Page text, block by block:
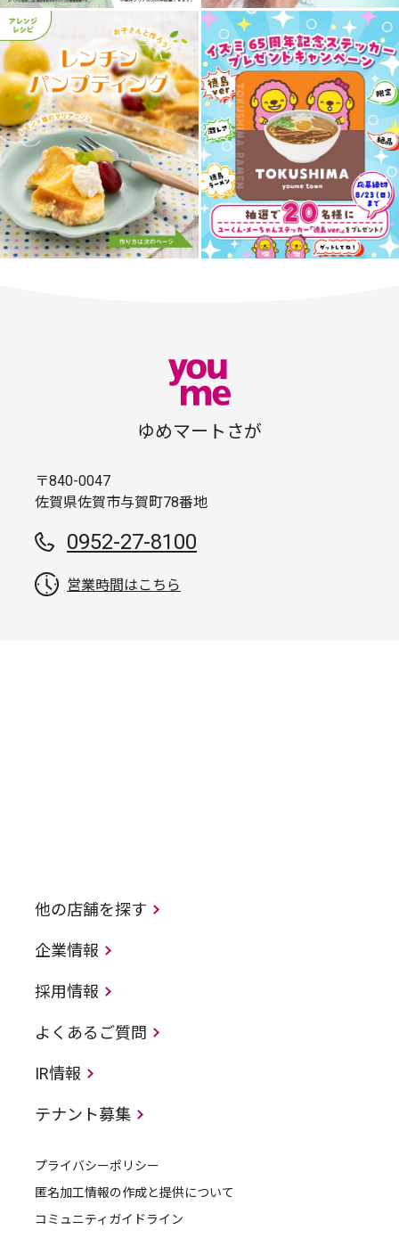
ゆめマートさが
〒840-0047
佐賀県佐賀市与賀町78番地
0952-27-8100
営業時間はこちら
他の店舗を探す
企業情報
採用情報
よくあるご質問
IR情報
テナント募集
プライバシーポリシー
匿名加工情報の作成と提供について
コミュニティガイドライン